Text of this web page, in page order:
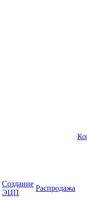
Создание
ЭЦП
Распродажа